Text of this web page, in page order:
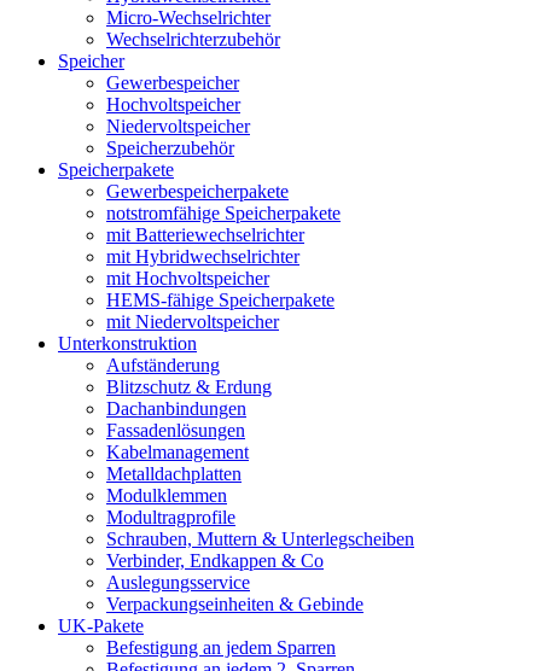
Micro-Wechselrichter
Wechselrichterzubehör
Speicher
Gewerbespeicher
Hochvoltspeicher
Niedervoltspeicher
Speicherzubehör
Speicherpakete
Gewerbespeicherpakete
notstromfähige Speicherpakete
mit Batteriewechselrichter
mit Hybridwechselrichter
mit Hochvoltspeicher
HEMS-fähige Speicherpakete
mit Niedervoltspeicher
Unterkonstruktion
Aufständerung
Blitzschutz & Erdung
Dachanbindungen
Fassadenlösungen
Kabelmanagement
Metalldachplatten
Modulklemmen
Modultragprofile
Schrauben, Muttern & Unterlegscheiben
Verbinder, Endkappen & Co
Auslegungsservice
Verpackungseinheiten & Gebinde
UK-Pakete
Befestigung an jedem Sparren